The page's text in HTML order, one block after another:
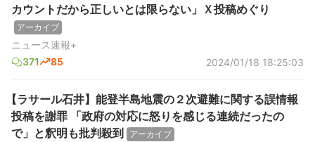
カウントだから正しいとは限らない」Ｘ投稿めぐり
アーカイブ
ニュース速報+
371
85 2024/01/18 18:25:03
【ラサール石井】能登半島地震の２次避難に関する誤情報
投稿を謝罪 「政府の対応に怒りを感じる連続だったの
で」と釈明も批判殺到
アーカイブ